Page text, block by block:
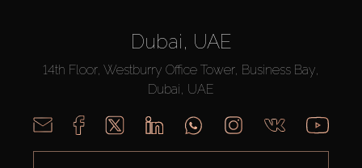
Dubai, UAE
14th Floor, Westburry Office Tower, Business Bay,
Dubai, UAE